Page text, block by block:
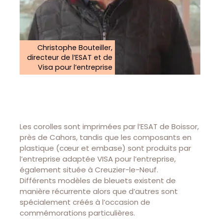
Christophe Bouteiller,
directeur de l’ESAT et de
Visa pour l’entreprise
Les corolles sont imprimées par l’ESAT de Boissor,
près de Cahors, tandis que les composants en
plastique (cœur et embase) sont produits par
l’entreprise adaptée VISA pour l’entreprise,
également située à Creuzier-le-Neuf.
Différents modèles de bleuets existent de
manière récurrente alors que d’autres sont
spécialement créés à l’occasion de
commémorations particulières.